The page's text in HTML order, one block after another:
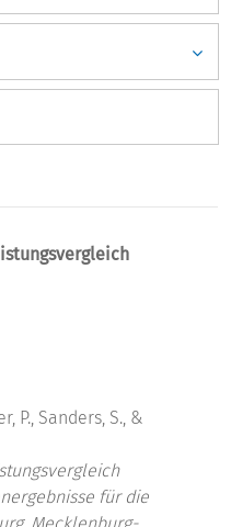
P., Sanders, S., &
für die